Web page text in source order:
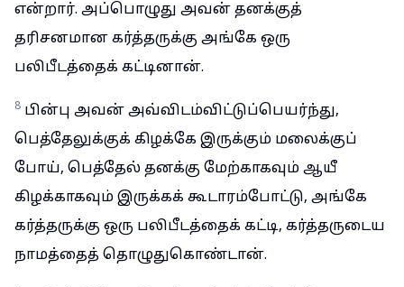
என்றார். அப்பொழுது அவன் தனக்குத்
தரிசனமான கர்த்தருக்கு அங்கே ஒரு
பலிபீடத்தைக் கட்டினான்.
8 பின்பு அவன் அவ்விடம்விட்டுப்பெயர்ந்து,
பெத்தேலுக்குக் கிழக்கே இருக்கும் மலைக்குப்
போய், பெத்தேல் தனக்கு மேற்காகவும் ஆயீ
கிழக்காகவும் இருக்கக் கூடாரம்போட்டு, அங்கே
கர்த்தருக்கு ஒரு பலிபீடத்தைக் கட்டி, கர்த்தருடைய
நாமத்தைத் தொழுதுகொண்டான்.